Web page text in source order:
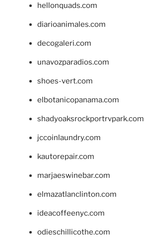
hellonquads.com
diarioanimales.com
decogaleri.com
unavozparadios.com
shoes-vert.com
elbotanicopanama.com
shadyoaksrockportrvpark.com
jccoinlaundry.com
kautorepair.com
marjaeswinebar.com
elmazatlanclinton.com
ideacoffeenyc.com
odieschillicothe.com